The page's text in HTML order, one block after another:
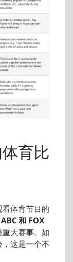
育比
体育节目的
和 FOX
大赛事。如
这是一个不